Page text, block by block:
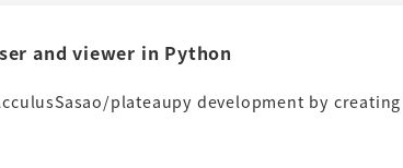
and viewer in Python
plateaupy development by